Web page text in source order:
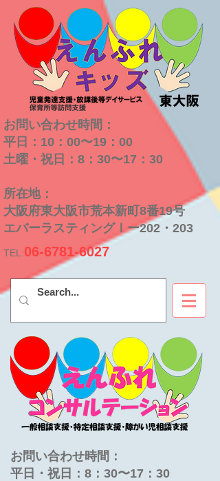
お問い合わせ時間：
平日：10：00〜19：00
​土曜・祝日：8：30〜17：30
​所在地：
大阪府東大阪市荒本新町8番19号
​エバーラスティングⅠー202・203
TEL:06-6781-6027
お問い合わせ時間：
平日・祝日：8：30〜17：30